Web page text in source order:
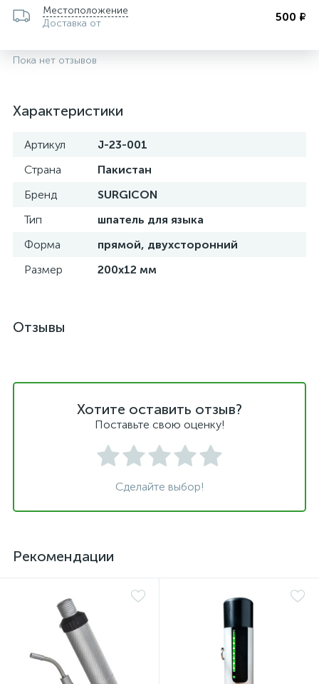
Местоположение
Доставка от
500 ₽
Пока нет отзывов
Характеристики
Артикул
J-23-001
Страна
Пакистан
Бренд
SURGICON
Тип
шпатель для языка
Форма
прямой, двухсторонний
Размер
200х12 мм
Отзывы
Хотите оставить отзыв?
Поставьте свою оценку!
Сделайте выбор!
Рекомендации